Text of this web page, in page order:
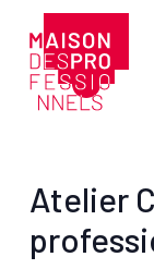
main
content
Atelier